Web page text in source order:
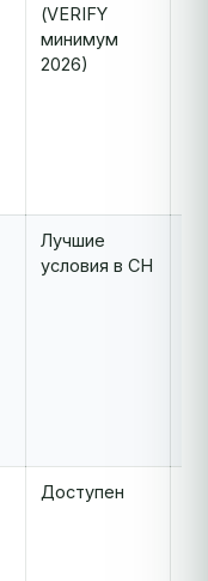
(VERIFY
минимум
2026)
Лучшие
условия в CH
Доступен